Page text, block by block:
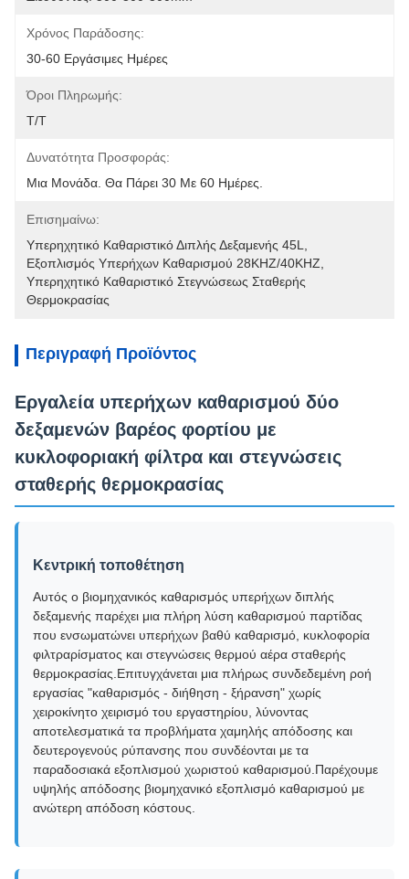
Χρόνος Παράδοσης:
30-60 Εργάσιμες Ημέρες
Όροι Πληρωμής:
T/T
Δυνατότητα Προσφοράς:
Μια Μονάδα. Θα Πάρει 30 Με 60 Ημέρες.
Επισημαίνω:
Υπερηχητικό Καθαριστικό Διπλής Δεξαμενής 45L
Εξοπλισμός Υπερήχων Καθαρισμού 28KHZ/40KHZ
Υπερηχητικό Καθαριστικό Στεγνώσεως Σταθερής
Θερμοκρασίας
Περιγραφή Προϊόντος
Εργαλεία υπερήχων καθαρισμού δύο
δεξαμενών βαρέος φορτίου με
κυκλοφοριακή φίλτρα και στεγνώσεις
σταθερής θερμοκρασίας
Κεντρική τοποθέτηση
Αυτός ο βιομηχανικός καθαρισμός υπερήχων διπλής
δεξαμενής παρέχει μια πλήρη λύση καθαρισμού παρτίδας
που ενσωματώνει υπερήχων βαθύ καθαρισμό, κυκλοφορία
φιλτραρίσματος και στεγνώσεις θερμού αέρα σταθερής
θερμοκρασίας.Επιτυγχάνεται μια πλήρως συνδεδεμένη ροή
εργασίας "καθαρισμός - διήθηση - ξήρανση" χωρίς
χειροκίνητο χειρισμό του εργαστηρίου, λύνοντας
αποτελεσματικά τα προβλήματα χαμηλής απόδοσης και
δευτερογενούς ρύπανσης που συνδέονται με τα
παραδοσιακά εξοπλισμού χωριστού καθαρισμού.Παρέχουμε
υψηλής απόδοσης βιομηχανικό εξοπλισμό καθαρισμού με
ανώτερη απόδοση κόστους.